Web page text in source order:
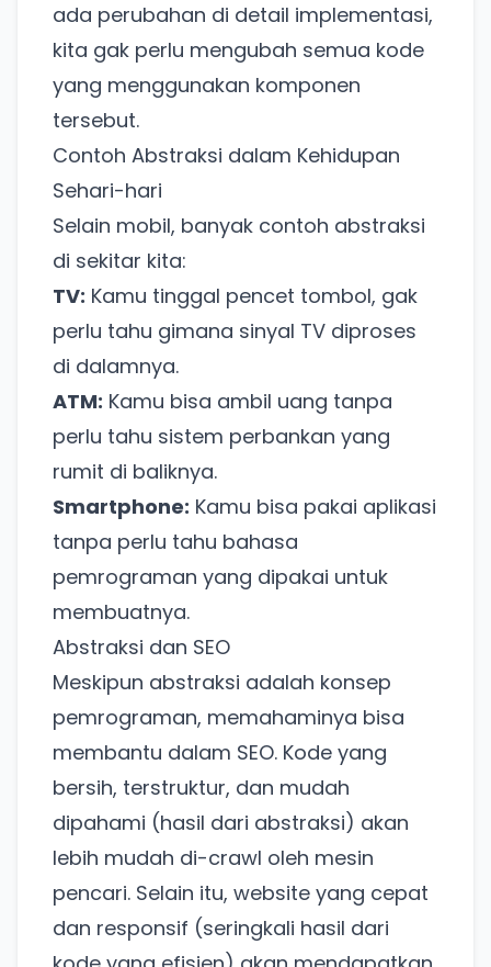
ada perubahan di detail implementasi,
kita gak perlu mengubah semua kode
yang menggunakan komponen
tersebut.
Contoh Abstraksi dalam Kehidupan
Sehari-hari
Selain mobil, banyak contoh abstraksi
di sekitar kita:
TV: Kamu tinggal pencet tombol, gak
perlu tahu gimana sinyal TV diproses
di dalamnya.
ATM: Kamu bisa ambil uang tanpa
perlu tahu sistem perbankan yang
rumit di baliknya.
Smartphone: Kamu bisa pakai aplikasi
tanpa perlu tahu bahasa
pemrograman yang dipakai untuk
membuatnya.
Abstraksi dan SEO
Meskipun abstraksi adalah konsep
pemrograman, memahaminya bisa
membantu dalam SEO. Kode yang
bersih, terstruktur, dan mudah
dipahami (hasil dari abstraksi) akan
lebih mudah di-crawl oleh mesin
pencari. Selain itu, website yang cepat
dan responsif (seringkali hasil dari